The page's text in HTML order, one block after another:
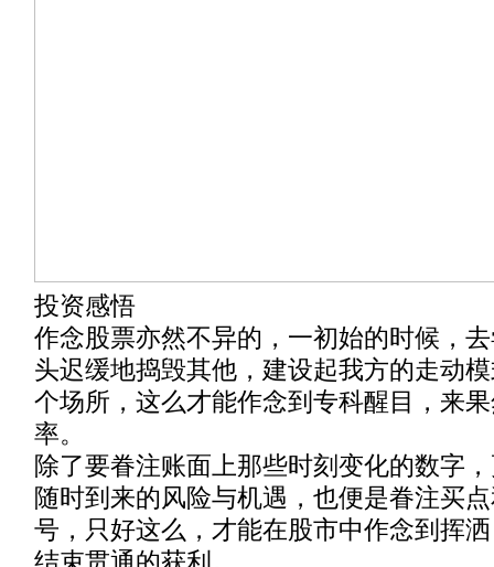
投资感悟
作念股票亦然不异的，一初始的时候，
头迟缓地捣毁其他，建设起我方的走动
个场所，这么才能作念到专科醒目，来
率。
除了要眷注账面上那些时刻变化的数字
随时到来的风险与机遇，也便是眷注买
号，只好这么，才能在股市中作念到挥